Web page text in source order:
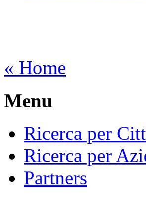
« Home
Menu
Ricerca per
Ricerca per
Partners